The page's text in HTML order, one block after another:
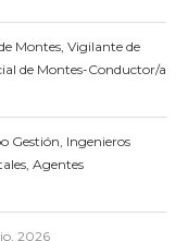
Montes, Vigilante de
de Montes-Conductor/a
Gestión, Ingenieros
Agentes
2026